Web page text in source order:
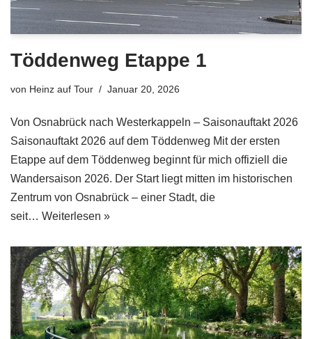
Töddenweg Etappe 1
von Heinz auf Tour Januar 20, 2026
Von Osnabrück nach Westerkappeln – Saisonauftakt 2026
Saisonauftakt 2026 auf dem Töddenweg Mit der ersten
Etappe auf dem Töddenweg beginnt für mich offiziell die
Wandersaison 2026. Der Start liegt mitten im historischen
Zentrum von Osnabrück – einer Stadt, die
seit… Weiterlesen »